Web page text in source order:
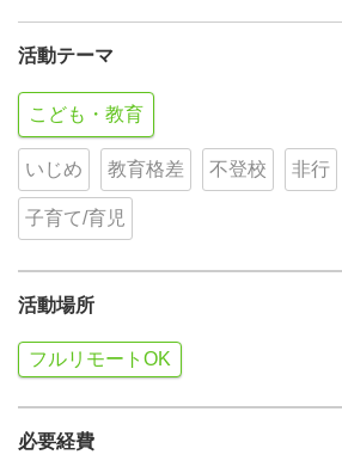
活動テーマ
こども・教育
いじめ 教育格差 不登校 非行
子育て/育児
活動場所
フルリモートOK
必要経費